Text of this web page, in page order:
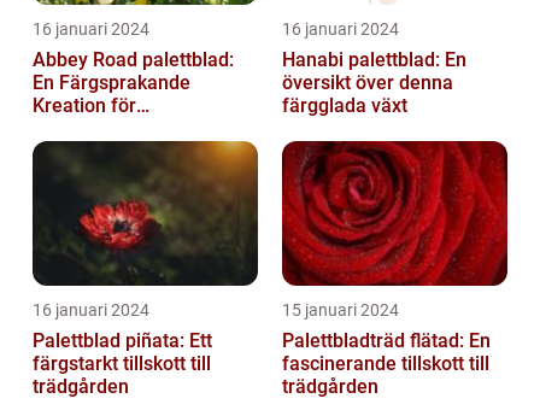
16 januari 2024
Abbey Road palettblad:
En Färgsprakande
Kreation för
16 januari 2024
Hanabi palettblad: En
översikt över denna
färgglada växt
16 januari 2024
Palettblad piñata: Ett
färgstarkt tillskott till
trädgården
15 januari 2024
Palettbladträd flätad: En
fascinerande tillskott till
trädgården